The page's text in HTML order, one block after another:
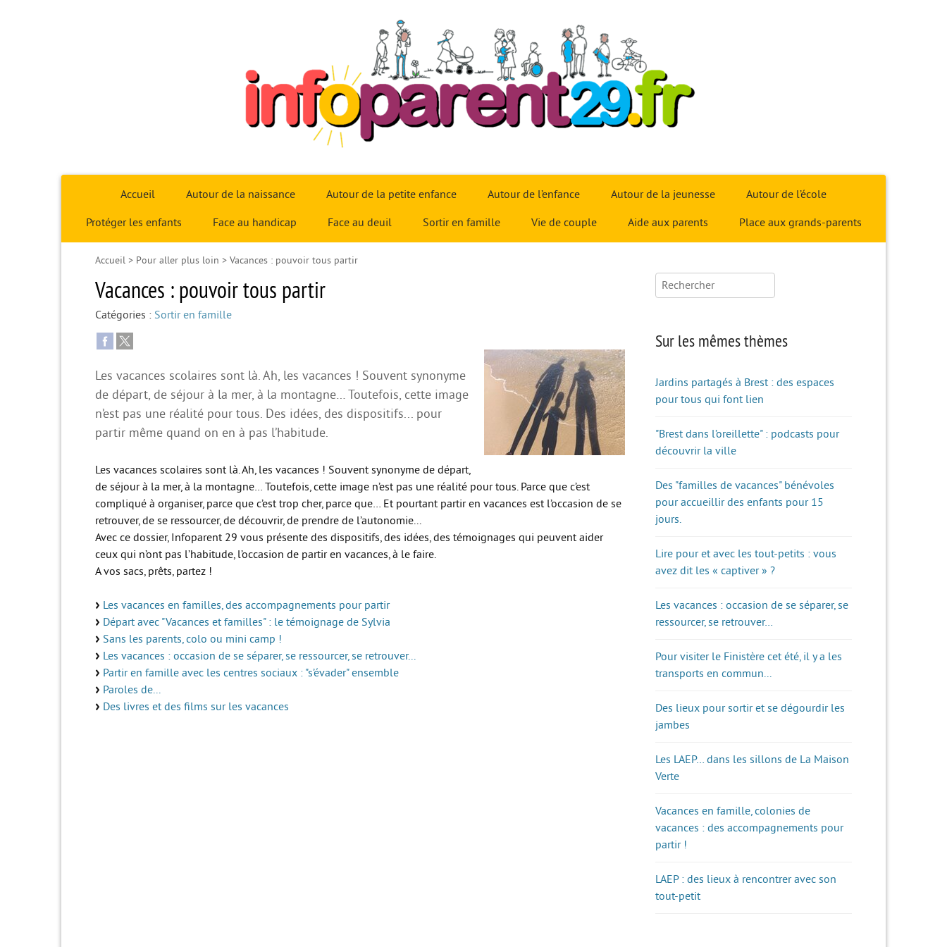
Infoparent29
Accueil Autour de la naissance Autour de la petite enfance Autour de l’enfance Autour de la jeunesse Autour de l’école
Protéger les enfants Face au handicap Face au deuil Sortir en famille Vie de couple Aide aux parents Place aux grands-parents
Accueil > Pour aller plus loin > Vacances : pouvoir tous partir
Vacances : pouvoir tous partir
Catégories : Sortir en famille
Les vacances scolaires sont là. Ah, les vacances ! Souvent synonyme
de départ, de séjour à la mer, à la montagne… Toutefois, cette image
n’est pas une réalité pour tous. Des idées, des dispositifs... pour
partir même quand on en à pas l’habitude.
Les vacances scolaires sont là. Ah, les vacances ! Souvent synonyme de départ,
de séjour à la mer, à la montagne… Toutefois, cette image n’est pas une réalité pour tous. Parce que c’est
compliqué à organiser, parce que c’est trop cher, parce que… Et pourtant partir en vacances est l’occasion de se
retrouver, de se ressourcer, de découvrir, de prendre de l’autonomie...
Avec ce dossier, Infoparent 29 vous présente des dispositifs, des idées, des témoignages qui peuvent aider
ceux qui n’ont pas l’habitude, l’occasion de partir en vacances, à le faire.
A vos sacs, prêts, partez !
Les vacances en familles, des accompagnements pour partir
Départ avec "Vacances et familles" : le témoignage de Sylvia
Sans les parents, colo ou mini camp !
Les vacances : occasion de se séparer, se ressourcer, se retrouver...
Partir en famille avec les centres sociaux : "s’évader" ensemble
Paroles de...
Des livres et des films sur les vacances
Rechercher :
Sur les mêmes thèmes
Jardins partagés à Brest : des espaces
pour tous qui font lien
"Brest dans l’oreillette" : podcasts pour
découvrir la ville
Des "familles de vacances" bénévoles
pour accueillir des enfants pour 15
jours.
Lire pour et avec les tout-petits : vous
avez dit les « captiver » ?
Les vacances : occasion de se séparer, se
ressourcer, se retrouver…
Pour visiter le Finistère cet été, il y a les
transports en commun...
Des lieux pour sortir et se dégourdir les
jambes
Les LAEP… dans les sillons de La Maison
Verte
Vacances en famille, colonies de
vacances : des accompagnements pour
partir !
LAEP : des lieux à rencontrer avec son
tout-petit